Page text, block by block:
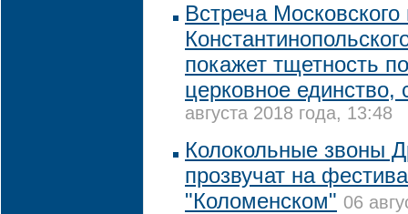
Встреча Московского
покажет тщетность
церковное
августа 2018 года, 13:48
Колокольные звоны
прозвучат на
"Коломенском" 06